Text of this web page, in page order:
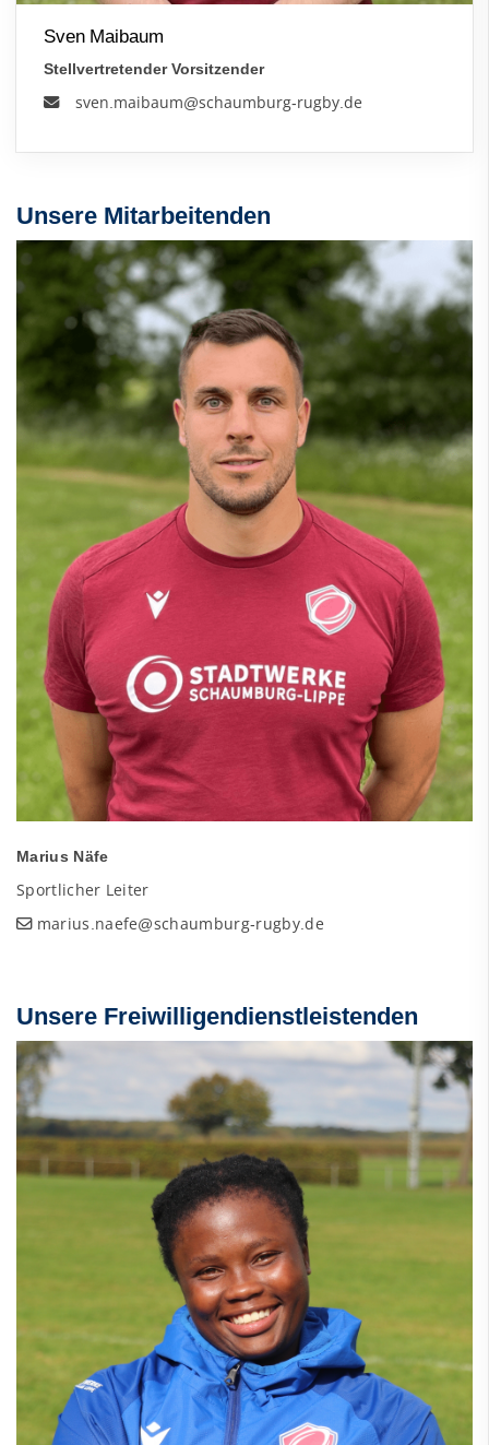
Sven Maibaum
Stellvertretender Vorsitzender
sven.maibaum@schaumburg-rugby.de
Unsere Mitarbeitenden
Marius Näfe
Sportlicher Leiter
marius.naefe@schaumburg-rugby.de
Unsere Freiwilligendienstleistenden